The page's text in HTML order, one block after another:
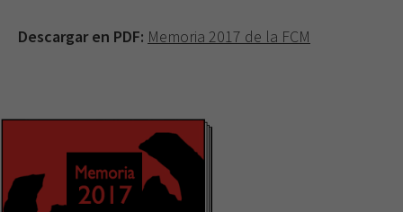
Descargar en PDF: Memoria 2017 de la FCM